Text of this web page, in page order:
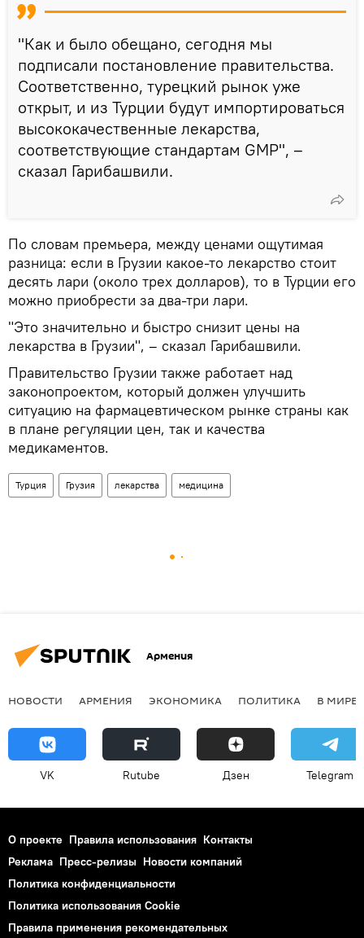
"Как и было обещано, сегодня мы
подписали постановление правительства.
Соответственно, турецкий рынок уже
открыт, и из Турции будут импортироваться
высококачественные лекарства,
соответствующие стандартам GMP", –
сказал Гарибашвили.
По словам премьера, между ценами ощутимая
разница: если в Грузии какое-то лекарство стоит
десять лари (около трех долларов), то в Турции его
можно приобрести за два-три лари.
"Это значительно и быстро снизит цены на
лекарства в Грузии", – сказал Гарибашвили.
Правительство Грузии также работает над
законопроектом, который должен улучшить
ситуацию на фармацевтическом рынке страны как
в плане регуляции цен, так и качества
медикаментов.
Турция Грузия лекарства медицина
Армения
НОВОСТИ АРМЕНИЯ ЭКОНОМИКА ПОЛИТИКА В МИРЕ
VK Rutube Дзен Telegram
О проекте Правила использования Контакты
Реклама Пресс-релизы Новости компаний
Политика конфиденциальности
Политика использования Cookie
Правила применения рекомендательных